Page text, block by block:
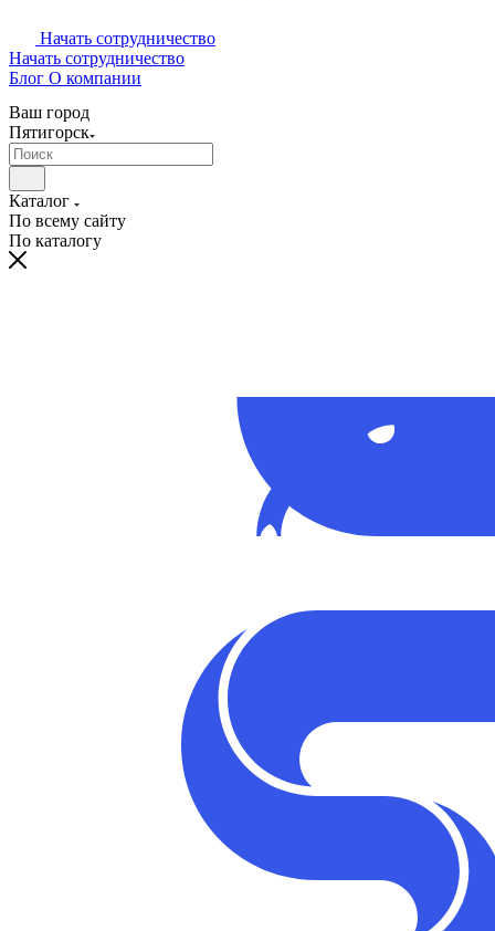
Начать сотрудничество
Начать сотрудничество
Блог О компании
Ваш город
Пятигорск
Каталог
По всему сайту
По каталогу